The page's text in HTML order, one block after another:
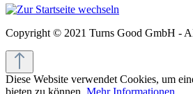
Copyright © 2021 Turns Good GmbH -
Diese Website verwendet Cookies, um
bieten zu können. Mehr Informationen ...